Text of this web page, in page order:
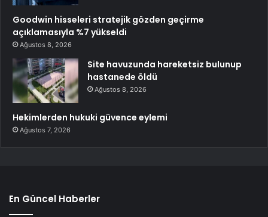
Goodwin hisseleri stratejik gözden geçirme
açıklamasıyla %7 yükseldi
Ağustos 8, 2026
Site havuzunda hareketsiz bulunup
hastanede öldü
Ağustos 8, 2026
Hekimlerden hukuki güvence eylemi
Ağustos 7, 2026
En Güncel Haberler